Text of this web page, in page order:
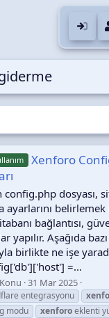
Xenforo
config.php dosyası,
ayarlarını belirlemek
bağlantısı,
yapılır. Aşağıda
birlikte ne işe
=...
Konu 31 Mar 2025
entegrasyonu
modu xenforoeklenti